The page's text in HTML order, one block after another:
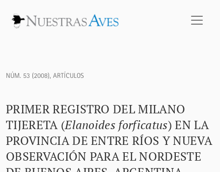
NÚM. 53 (2008), ARTÍCULOS
PRIMER REGISTRO DEL MILANO
TIJERETA (Elanoides forficatus) EN LA
PROVINCIA DE ENTRE RÍOS Y NUEVA
OBSERVACIÓN PARA EL NORDESTE